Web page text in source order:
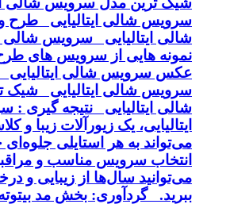
سرویس شالی ایتالیایی
شالی ایتالیایی سرویس شالی
نمونه هایی از سرویس های طرح
عکس سرویس شالی ایتالیایی
سرویس شالی ایتالیایی
شالی ایتالیایی نتیجه گیری
ایتالیایی، یک زیورآلات زیبا و
می‌تواند به هر استایلی
انتخاب سرویس مناسب و
می‌توانید سال‌ها از زیبایی و
ببرید. گردآوری: بخش مد